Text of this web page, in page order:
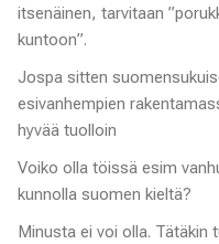
itsenäinen, tarvitaan
kuntoon”.
Jospa sitten
esivanhempien
hyvää tuolloin
Voiko olla töissä esim
kunnolla suomen kieltä?
Minusta ei voi olla. Tätäkin